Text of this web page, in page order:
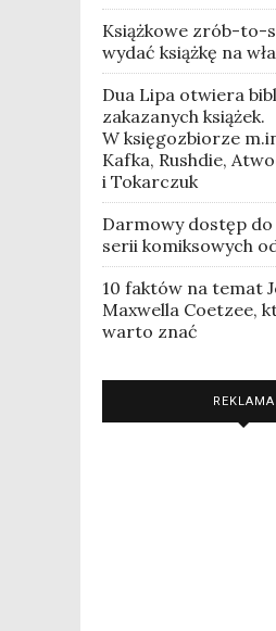
Książkowe zrób-to-
wydać książkę na
Dua Lipa otwiera
zakazanych książek.
W księgozbiorze
Kafka, Rushdie,
i Tokarczuk
Darmowy dostęp
serii komiksowych
10 faktów na temat
Maxwella Coetzee,
warto znać
REKLAMA